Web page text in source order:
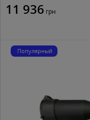
11 936 грн
Популярный